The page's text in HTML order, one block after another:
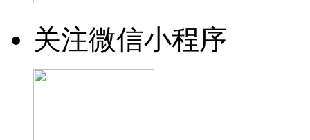
关注微信小程序